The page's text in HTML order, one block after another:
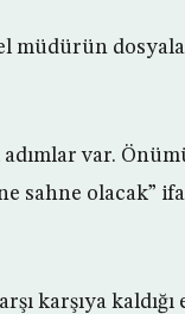
müdürün
adımlar var.
sahne olacak”
karşıya kaldığı